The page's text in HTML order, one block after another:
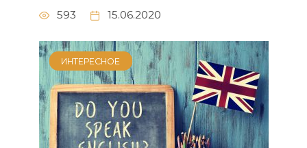
593 15.06.2020
ИНТЕРЕСНОЕ